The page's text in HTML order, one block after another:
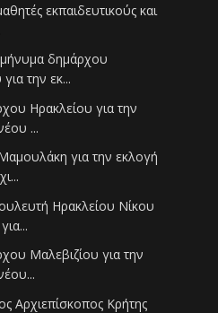
εκπαιδευτικούς και
δημάρχου
την εκ...
Ηρακλείου για την
...
για την εκλογή
Ηρακλείου Νίκου
Μαλεβιζίου για την
Αρχιεπίσκοπος Κρήτης